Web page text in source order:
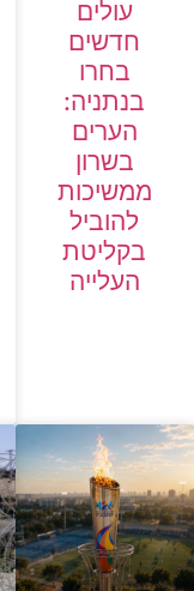
עולים
חדשים
בחרו
בנתניה:
הערים
בשרון
ממשיכות
להוביל
בקליטת
העלייה